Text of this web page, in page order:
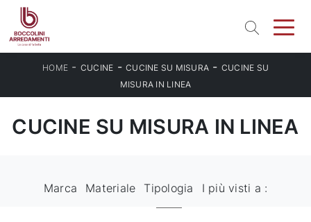
HOME - CUCINE - CUCINE SU MISURA - CUCINE SU
MISURA IN LINEA
CUCINE SU MISURA IN LINEA
Marca Materiale Tipologia I più visti a :